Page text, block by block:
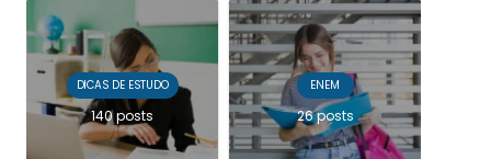
DICAS DE ESTUDO
140 posts
ENEM
26 posts